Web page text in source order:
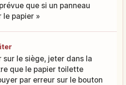
que si un panneau
le papier »
le siège, jeter dans la
que le papier toilette
par erreur sur le bouton